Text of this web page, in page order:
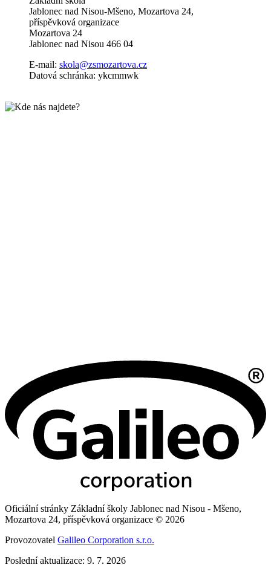
Jablonec nad Nisou-Mšeno, Mozartova 24,
příspěvková organizace
Mozartova 24
Jablonec nad Nisou 466 04
E-mail: skola@zsmozartova.cz
Datová schránka: ykcmmwk
Oficiální stránky Základní školy Jablonec nad Nisou - Mšeno,
Mozartova 24, příspěvková organizace © 2026
Provozovatel Galileo Corporation s.r.o.
Poslední aktualizace: 9. 7. 2026